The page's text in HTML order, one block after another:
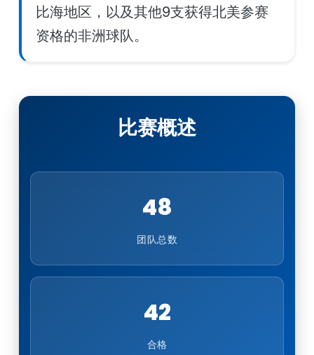
比海地区，以及其他9支获得北美参赛
资格的非洲球队。
比赛概述
48
团队总数
42
合格